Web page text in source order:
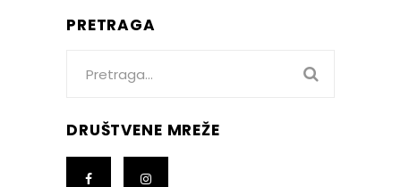
PRETRAGA
DRUŠTVENE MREŽE